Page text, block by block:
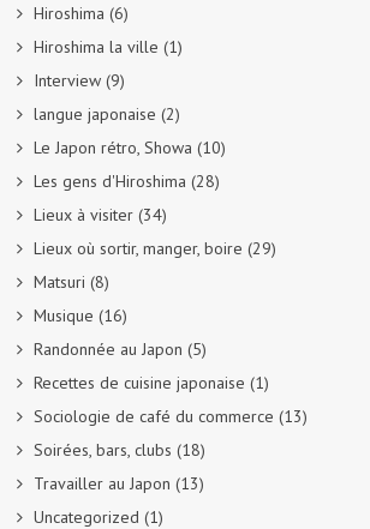
Hiroshima (6)
Hiroshima la ville (1)
Interview (9)
langue japonaise (2)
Le Japon rétro, Showa (10)
Les gens d'Hiroshima (28)
Lieux à visiter (34)
Lieux où sortir, manger, boire (29)
Matsuri (8)
Musique (16)
Randonnée au Japon (5)
Recettes de cuisine japonaise (1)
Sociologie de café du commerce (13)
Soirées, bars, clubs (18)
Travailler au Japon (13)
Uncategorized (1)